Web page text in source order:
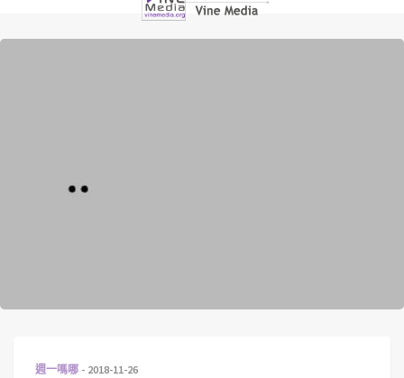
週一嗎哪 2018-11-26